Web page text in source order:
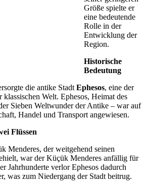
Größe spielte er
eine bedeutende
Rolle in der
Entwicklung der
Region.
Historische
Bedeutung
die antike Stadt Ephesos, eine der
klassischen Welt. Ephesos, Heimat des
Sieben Weltwunder der Antike – war auf
Handel und Transport angewiesen.
Flüssen
Menderes, der weitgehend seinen
war der Küçük Menderes anfällig für
Jahrhunderte verlor Ephesos dadurch
was zum Niedergang der Stadt beitrug.